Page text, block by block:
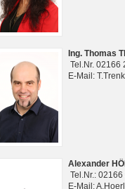
Ing. Thomas
Tel.Nr. 02166
E-Mail:
Alexander
Tel.Nr.:
E-Mail: